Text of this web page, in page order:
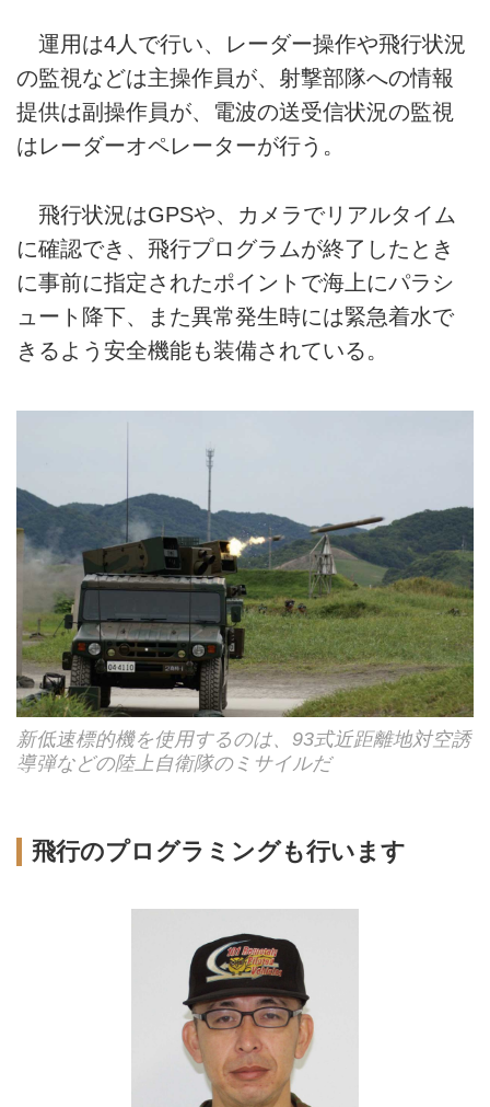
運用は4人で行い、レーダー操作や飛行状況
の監視などは主操作員が、射撃部隊への情報
提供は副操作員が、電波の送受信状況の監視
はレーダーオペレーターが行う。
飛行状況はGPSや、カメラでリアルタイム
に確認でき、飛行プログラムが終了したとき
に事前に指定されたポイントで海上にパラシ
ュート降下、また異常発生時には緊急着水で
きるよう安全機能も装備されている。
新低速標的機を使用するのは、93式近距離地対空誘
導弾などの陸上自衛隊のミサイルだ
飛行のプログラミングも行います